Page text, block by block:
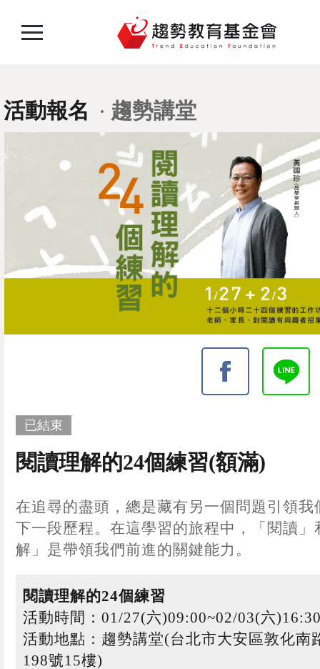
活動報名 趨勢講堂
已結束
閱讀理解的24個練習(額滿)
在追尋的盡頭，總是藏有另一個問題引領我
下一段歷程。在這學習的旅程中，「閱讀」
解」是帶領我們前進的關鍵能力。
閱讀理解的24個練習
活動時間：01/27(六)09:00~02/03(六
活動地點：趨勢講堂(台北市大安區敦化南
198號15樓)